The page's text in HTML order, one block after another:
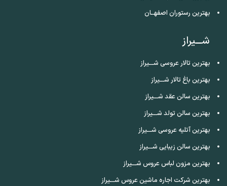
بهترین رستوران اصفهــان
شـــیراز
بهترین تالار عروسی شـــیراز
بهترین باغ تالار شـــیراز
بهترین سالن عقد شـــیراز
بهترین سالن تولد شـــیراز
بهترین آتلیه عروسی شـــیراز
بهترین سالن زیبایی شـــیراز
بهترین مزون لباس عروس شـــیراز
بهترین شرکت اجاره ماشین عروس شـــیراز